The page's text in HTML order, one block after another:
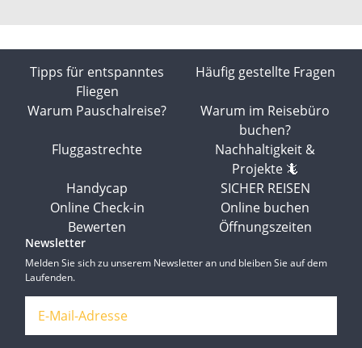
Tipps für entspanntes
Fliegen
Häufig gestellte Fragen
Warum Pauschalreise?
Warum im Reisebüro
buchen?
Fluggastrechte
Nachhaltigkeit &
Projekte 🦎
Handycap
SICHER REISEN
Online Check-in
Online buchen
Bewerten
Öffnungszeiten
Newsletter
Melden Sie sich zu unserem Newsletter an und bleiben Sie auf dem
Laufenden.